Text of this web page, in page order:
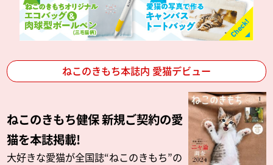
ねこのきもち本誌内 愛猫デビュー
ねこのきもち健保 新規ご契約の愛
猫を本誌掲載!
大好きな愛猫が全国誌“ねこのきもち”の